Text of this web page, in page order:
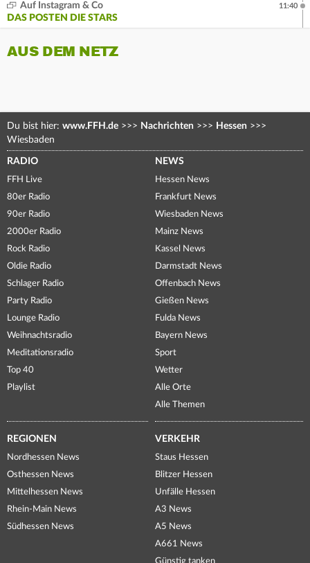
Auf Instagram & Co
DAS POSTEN DIE STARS
11:40
AUS DEM NETZ
Du bist hier: www.FFH.de >>> Nachrichten >>> Hessen >>>
Wiesbaden
RADIO
FFH Live
80er Radio
90er Radio
2000er Radio
Rock Radio
Oldie Radio
Schlager Radio
Party Radio
Lounge Radio
Weihnachtsradio
Meditationsradio
Top 40
Playlist
NEWS
Hessen News
Frankfurt News
Wiesbaden News
Mainz News
Kassel News
Darmstadt News
Offenbach News
Gießen News
Fulda News
Bayern News
Sport
Wetter
Alle Orte
Alle Themen
REGIONEN
Nordhessen News
Osthessen News
Mittelhessen News
Rhein-Main News
Südhessen News
VERKEHR
Staus Hessen
Blitzer Hessen
Unfälle Hessen
A3 News
A5 News
A661 News